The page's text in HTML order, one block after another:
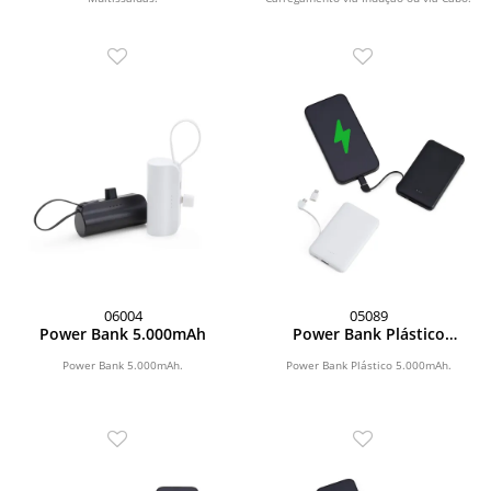
06004
Power Bank 5.000mAh
Power Bank 5.000mAh.
05089
Power Bank Plástico
Power Bank Plástico 5.000mAh.